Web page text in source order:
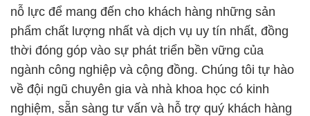
nỗ lực để mang đến cho khách hàng những sản
phẩm chất lượng nhất và dịch vụ uy tín nhất, đồng
thời đóng góp vào sự phát triển bền vững của
ngành công nghiệp và cộng đồng. Chúng tôi tự hào
về đội ngũ chuyên gia và nhà khoa học có kinh
nghiệm, sẵn sàng tư vấn và hỗ trợ quý khách hàng